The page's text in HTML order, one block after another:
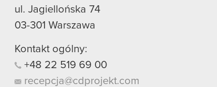
ul. Jagiellońska 74
03-301 Warszawa
Kontakt ogólny:
+48 22 519 69 00
recepcja@cdprojekt.com